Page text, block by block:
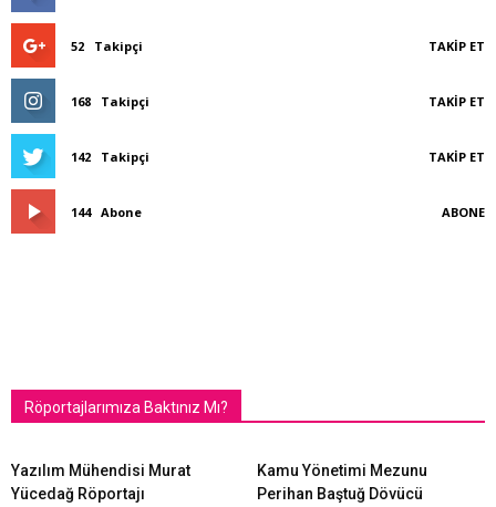
52 Takipçi TAKIP ET
168 Takipçi TAKIP ET
142 Takipçi TAKIP ET
144 Abone ABONE
Röportajlarımıza Baktınız Mı?
Yazılım Mühendisi Murat
Yücedağ Röportajı
Kamu Yönetimi Mezunu
Perihan Baştuğ Dövücü